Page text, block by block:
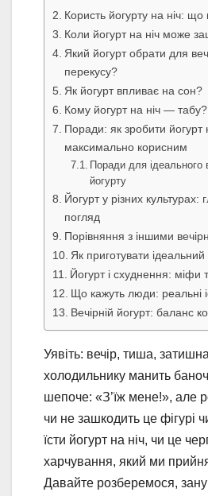
Користь йогурту на ніч: що
Коли йогурт на ніч може
Який йогурт обрати для
перекусу?
Як йогурт впливає на сон?
Кому йогурт на ніч — табу?
Поради: як зробити йогурт
максимально корисним
Поради для ідеального
йогурту
Йогурт у різних культурах:
погляд
Порівняння з іншими
Як приготувати
Йогурт і схуднення: міфи
Що кажуть люди: реальні
Вечірній йогурт: баланс
Уявіть: вечір, тиша,
холодильнику манить
шепоче: «З’їж мене!», але
чи не зашкодить це фігурі
їсти йогурт на ніч, чи це
харчування, який ми
Давайте розберемося,